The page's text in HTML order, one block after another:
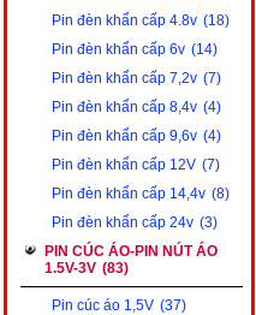
Pin đèn khẩn cấp 4.8v (18)
Pin đèn khẩn cấp 6v (14)
Pin đèn khẩn cấp 7,2v (7)
Pin đèn khẩn cấp 8,4v (4)
Pin đèn khẩn cấp 9,6v (4)
Pin đèn khẩn cấp 12V (7)
Pin đèn khẩn cấp 14,4v (8)
Pin đèn khẩn cấp 24v (3)
PIN CÚC ÁO-PIN NÚT ÁO
1.5V-3V (83)
Pin cúc áo 1,5V (37)